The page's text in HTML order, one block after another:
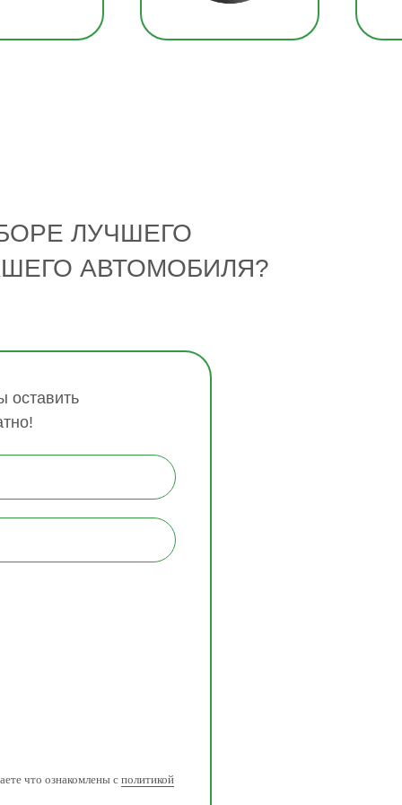
ЛУЧШЕГО
АВТОМОБИЛЯ?
что ознакомлены с политикой
оставить